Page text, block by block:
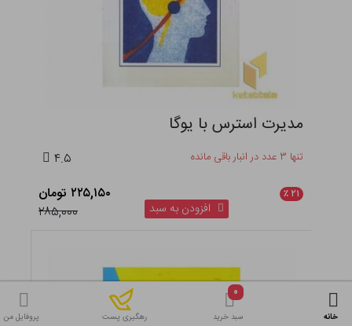
مدیرت استرس با یوگا
تنها ۳ عدد در انبار باقی مانده ۴.۵
۲۱ ٪
۲۲۵,۱۵۰ تومان
۲۸۵,۰۰۰
افزودن به سبد
خانه
۰
سبد خرید رهگیری پست پروفایل من